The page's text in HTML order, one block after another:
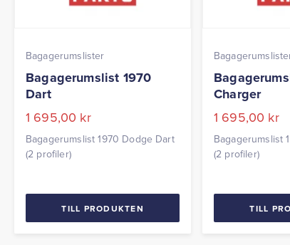
Bagagerumslister
Bagagerumslist 1970
Dart
1 695,00 kr
Bagagerumslist 1970 Dodge Dart
(2 profiler)
TILL PRODUKTEN
Charger
1 695,00 kr
Bagagerumslist
(2 profiler)
TILL